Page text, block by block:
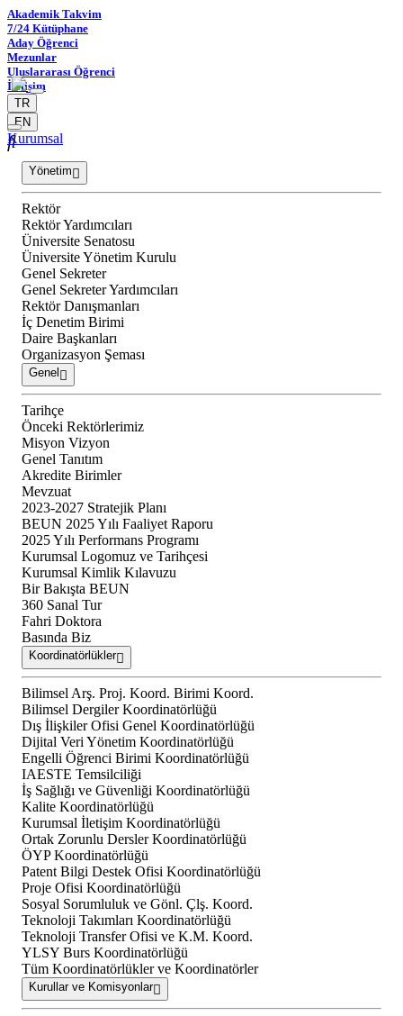
Akademik Takvim
7/24 Kütüphane
Aday Öğrenci
Mezunlar
Uluslararası Öğrenci
İletişim
TR
EN
Kurumsal
Yönetim
Rektör
Rektör Yardımcıları
Üniversite Senatosu
Üniversite Yönetim Kurulu
Genel Sekreter
Genel Sekreter Yardımcıları
Rektör Danışmanları
İç Denetim Birimi
Daire Başkanları
Organizasyon Şeması
Genel
Tarihçe
Önceki Rektörlerimiz
Misyon Vizyon
Genel Tanıtım
Akredite Birimler
Mevzuat
2023-2027 Stratejik Planı
BEUN 2025 Yılı Faaliyet Raporu
2025 Yılı Performans Programı
Kurumsal Logomuz ve Tarihçesi
Kurumsal Kimlik Kılavuzu
Bir Bakışta BEUN
360 Sanal Tur
Fahri Doktora
Basında Biz
Koordinatörlükler
Bilimsel Arş. Proj. Koord. Birimi Koord.
Bilimsel Dergiler Koordinatörlüğü
Dış İlişkiler Ofisi Genel Koordinatörlüğü
Dijital Veri Yönetim Koordinatörlüğü
Engelli Öğrenci Birimi Koordinatörlüğü
IAESTE Temsilciliği
İş Sağlığı ve Güvenliği Koordinatörlüğü
Kalite Koordinatörlüğü
Kurumsal İletişim Koordinatörlüğü
Ortak Zorunlu Dersler Koordinatörlüğü
ÖYP Koordinatörlüğü
Patent Bilgi Destek Ofisi Koordinatörlüğü
Proje Ofisi Koordinatörlüğü
Sosyal Sorumluluk ve Gönl. Çlş. Koord.
Teknoloji Takımları Koordinatörlüğü
Teknoloji Transfer Ofisi ve K.M. Koord.
YLSY Burs Koordinatörlüğü
Tüm Koordinatörlükler ve Koordinatörler
Kurullar ve Komisyonlar